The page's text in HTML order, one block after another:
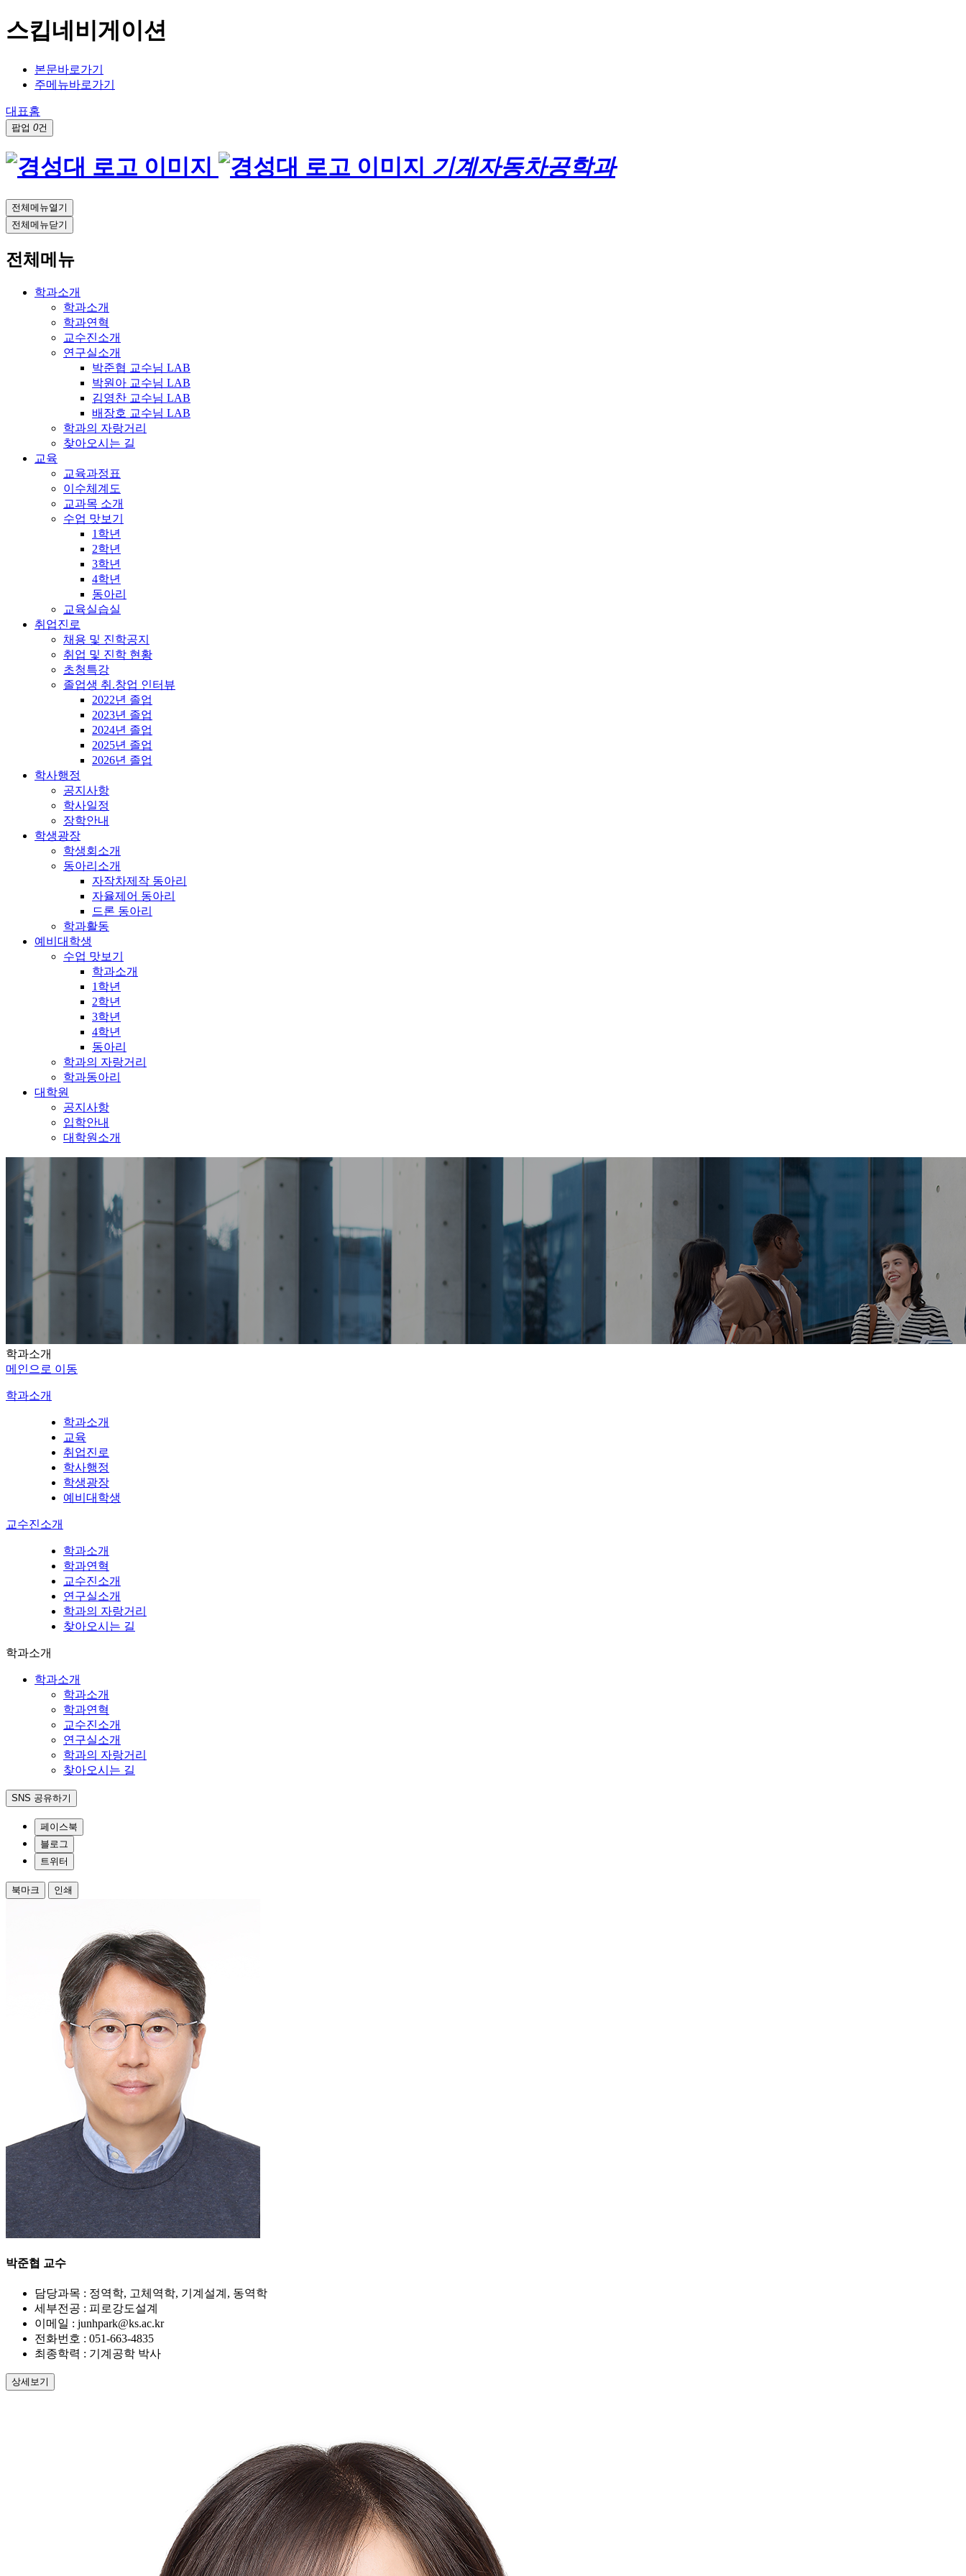
스킵네비게이션
본문바로가기
주메뉴바로가기
대표홈
팝업 0건
기계자동차공학과
전체메뉴열기
전체메뉴닫기
전체메뉴
학과소개
학과소개
학과연혁
교수진소개
연구실소개
박준협 교수님 LAB
박원아 교수님 LAB
김영찬 교수님 LAB
배장호 교수님 LAB
학과의 자랑거리
찾아오시는 길
교육
교육과정표
이수체계도
교과목 소개
수업 맛보기
1학년
2학년
3학년
4학년
동아리
교육실습실
취업진로
채용 및 진학공지
취업 및 진학 현황
초청특강
졸업생 취.창업 인터뷰
2022년 졸업
2023년 졸업
2024년 졸업
2025년 졸업
2026년 졸업
학사행정
공지사항
학사일정
장학안내
학생광장
학생회소개
동아리소개
자작차제작 동아리
자율제어 동아리
드론 동아리
학과활동
예비대학생
수업 맛보기
학과소개
1학년
2학년
3학년
4학년
동아리
학과의 자랑거리
학과동아리
대학원
공지사항
입학안내
대학원소개
학과소개
메인으로 이동
학과소개
학과소개
교육
취업진로
학사행정
학생광장
예비대학생
교수진소개
학과소개
학과연혁
교수진소개
연구실소개
학과의 자랑거리
찾아오시는 길
학과소개
학과소개
학과소개
학과연혁
교수진소개
연구실소개
학과의 자랑거리
찾아오시는 길
SNS 공유하기
페이스북
블로그
트위터
북마크 인쇄
박준협 교수
담당과목 : 정역학, 고체역학, 기계설계, 동역학
세부전공 : 피로강도설계
이메일 : junhpark@ks.ac.kr
전화번호 : 051-663-4835
최종학력 : 기계공학 박사
상세보기